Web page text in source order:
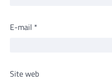
E-mail *
Site web